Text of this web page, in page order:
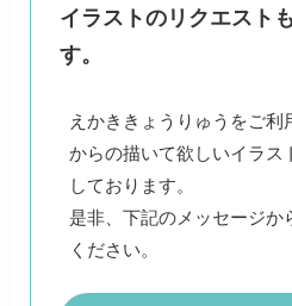
イラストのリクエスト
す。
えかききょうりゅうをご利
からの描いて欲しいイラス
しております。
是非、下記のメッセージか
ください。